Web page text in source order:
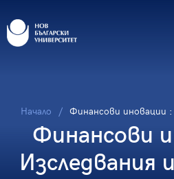
Начало Финансови иновации
Финансови
Изследвания